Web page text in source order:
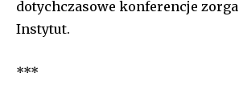
dotychczasowe konferencje
Instytut.
***